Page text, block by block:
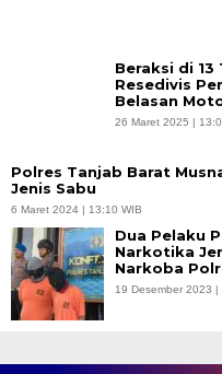
Beraksi di
Resedivis
Belasan
26 Maret 2025 |
Polres Tanjab Barat
Jenis Sabu
6 Maret 2024 | 13:10 WIB
Dua Pelaku
Narkotika
Narkoba
19 Desember 2023 |